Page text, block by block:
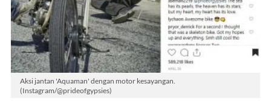
Aksi jantan 'Aquaman' dengan motor kesayangan.
(Instagram/@prideofgypsies)